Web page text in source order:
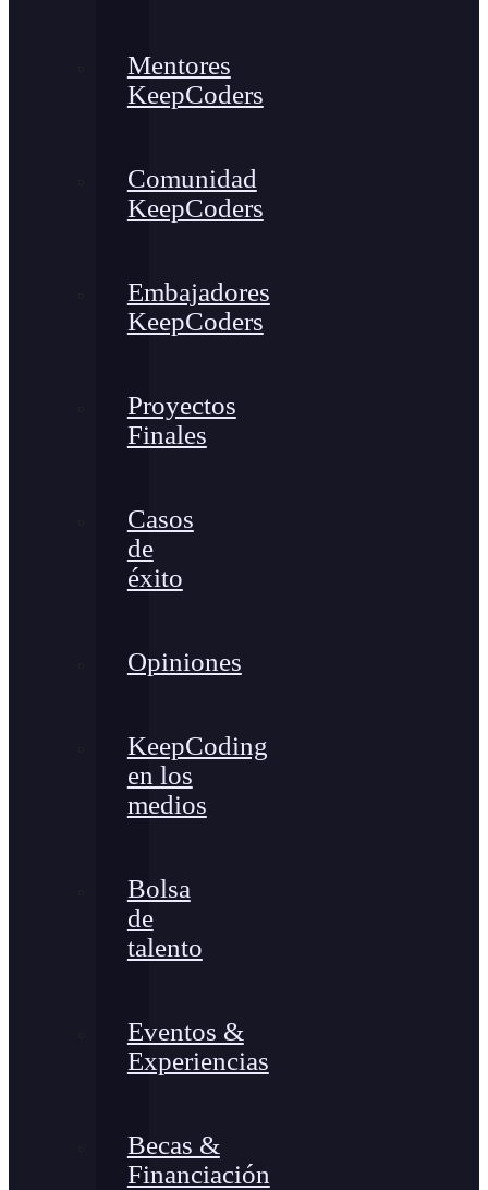
Mentores
KeepCoders
Comunidad
KeepCoders
Embajadores
KeepCoders
Proyectos
Finales
Casos
de
éxito
Opiniones
KeepCoding
en los
medios
Bolsa
de
talento
Eventos &
Experiencias
Becas &
Financiación